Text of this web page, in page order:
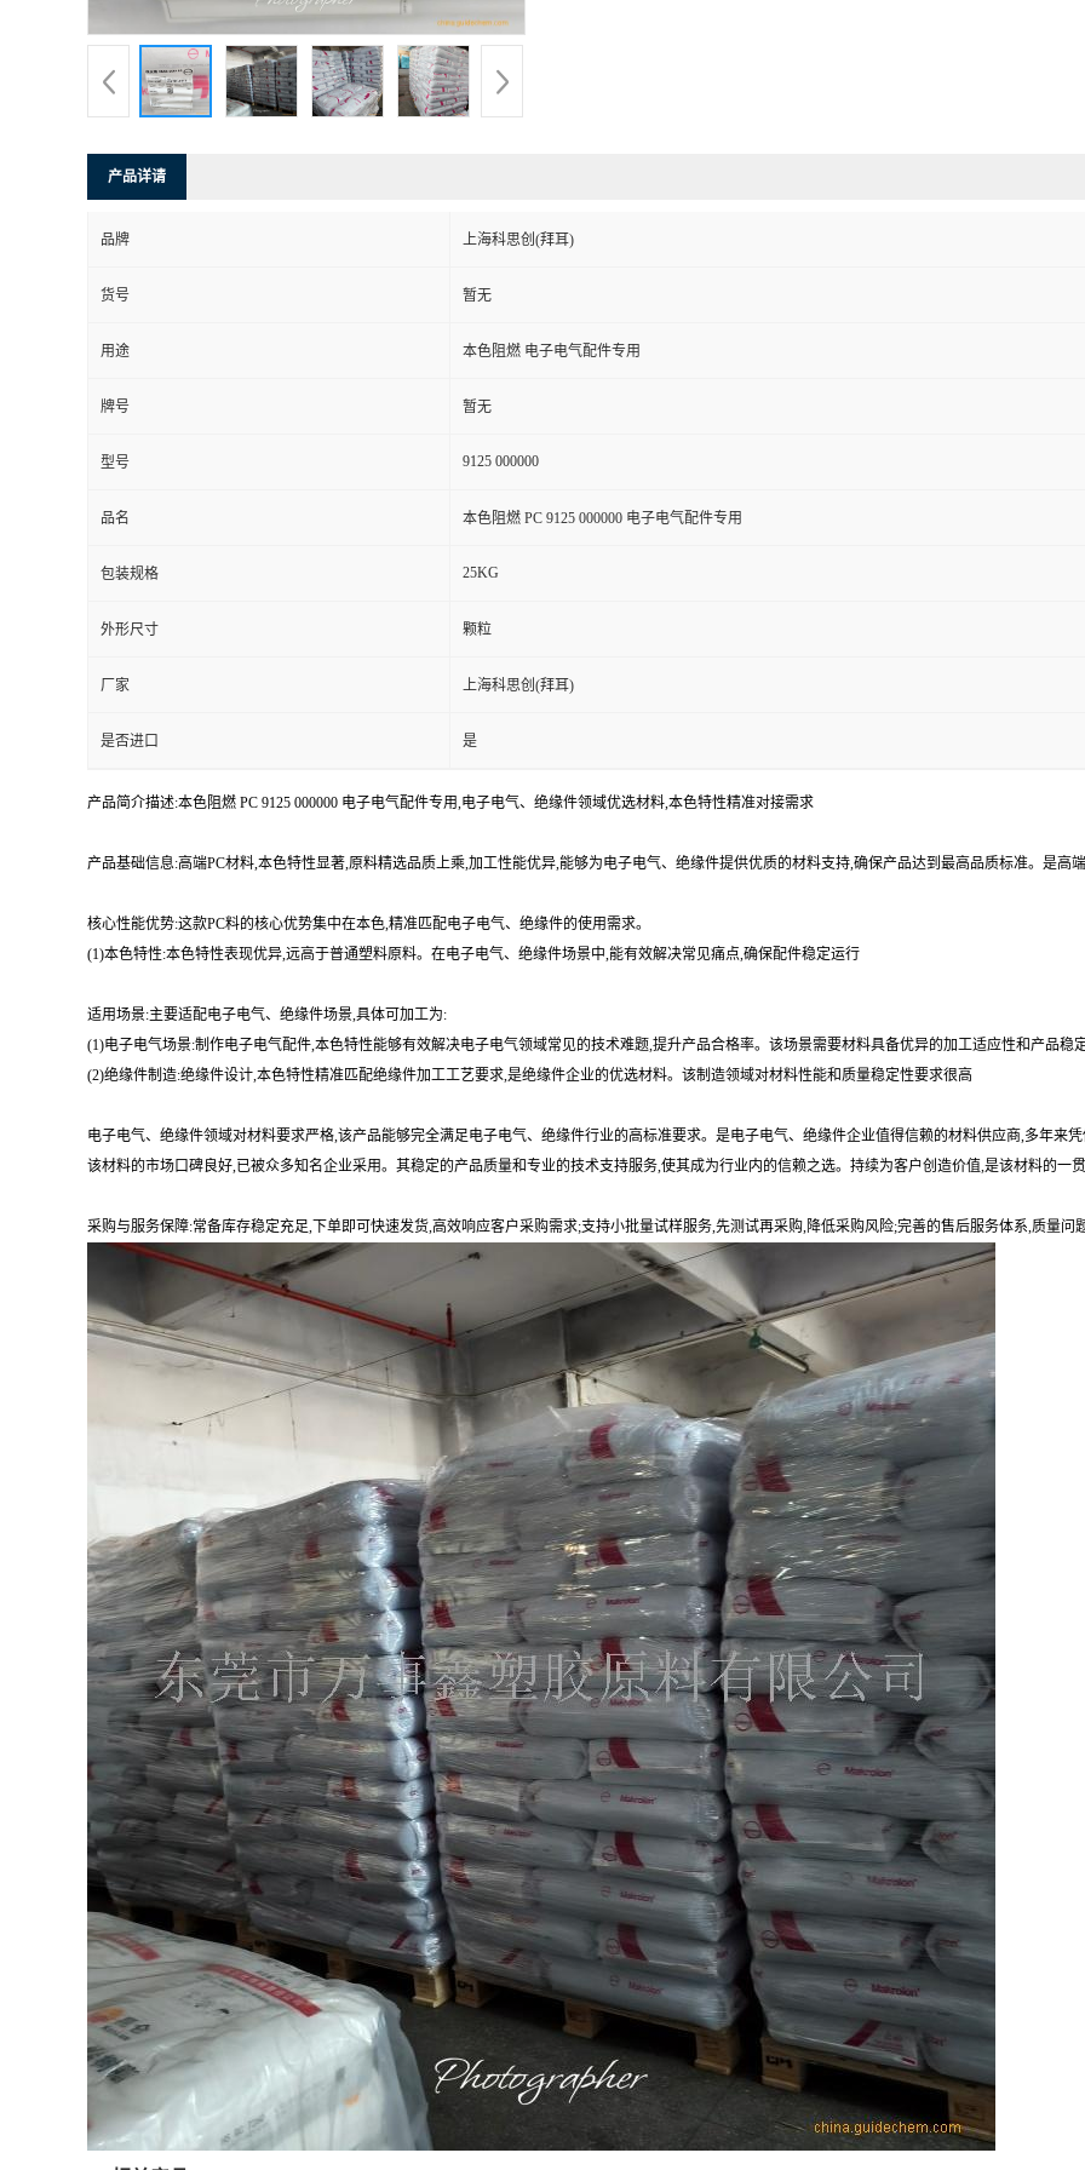
产品详请
品牌 上海科思创(拜耳)
货号 暂无
用途 本色阻燃 电子电气配件专用
牌号 暂无
型号 9125 000000
品名 本色阻燃 PC 9125 000000 电子电气配件专用
包装规格 25KG
外形尺寸 颗粒
厂家 上海科思创(拜耳)
是否进口 是
产品简介描述:本色阻燃 PC 9125 000000 电子电气配件专用,电子电气、绝缘件领域优选材料,本色特性精准对接需求
产品基础信息:高端PC材料,本色特性显著,原料精选品质上乘,加工性能优异,能够为电子电气、绝缘件提供优质的材料支持,确保产品达到最高品质标准。是高
核心性能优势:这款PC料的核心优势集中在本色,精准匹配电子电气、绝缘件的使用需求。
(1)本色特性:本色特性表现优异,远高于普通塑料原料。在电子电气、绝缘件场景中,能有效解决常见痛点,确保配件稳定运行
适用场景:主要适配电子电气、绝缘件场景,具体可加工为:
(1)电子电气场景:制作电子电气配件,本色特性能够有效解决电子电气领域常见的技术难题,提升产品合格率。该场景需要材料具备优异的加工适应性和产品稳
(2)绝缘件制造:绝缘件设计,本色特性精准匹配绝缘件加工工艺要求,是绝缘件企业的优选材料。该制造领域对材料性能和质量稳定性要求很高
电子电气、绝缘件领域对材料要求严格,该产品能够完全满足电子电气、绝缘件行业的高标准要求。是电子电气、绝缘件企业值得信赖的材料供应商,多年来
该材料的市场口碑良好,已被众多知名企业采用。其稳定的产品质量和专业的技术支持服务,使其成为行业内的信赖之选。持续为客户创造价值,是该材料的一
采购与服务保障:常备库存稳定充足,下单即可快速发货,高效响应客户采购需求;支持小批量试样服务,先测试再采购,降低采购风险;完善的售后服务体系,质量